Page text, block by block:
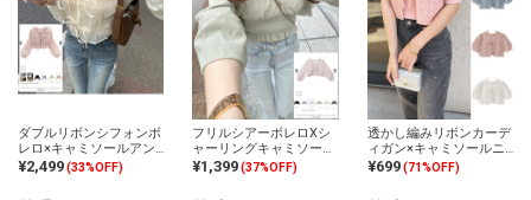
ダブルリボンシフォンボ
レロ×キャミソールアン
サンブル
¥2,499(33%OFF)
フリルシアーボレロXシ
ャーリングキャミソール
アンサンブル
¥1,399 (37%OFF)
透かし編みリボンカーデ
ィガン×キャミソールニ
ットアンサンブル
¥699 (71%OFF)